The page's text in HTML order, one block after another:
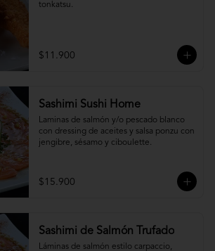
tonkatsu.
$11.900
Sashimi Sushi Home
Laminas de salmón y/o pescado blanco
con dressing de aceites y salsa ponzu con
jengibre, sésamo y ciboulette.
$15.900
Sashimi de Salmón Trufado
Láminas de salmón estilo carpaccio,